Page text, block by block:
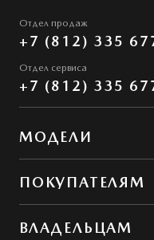
Отдел продаж
+7 (812) 335
Отдел сервиса
+7 (812) 335
МОДЕЛИ
Mazda CX-50
ПОКУПАТЕЛЯМ
Корпоративным клиентам
ВЛАДЕЛЬЦАМ